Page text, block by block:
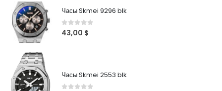
Часы Skmei 9296 blk
0 out of 5
43,00 $
Часы Skmei 2553 blk